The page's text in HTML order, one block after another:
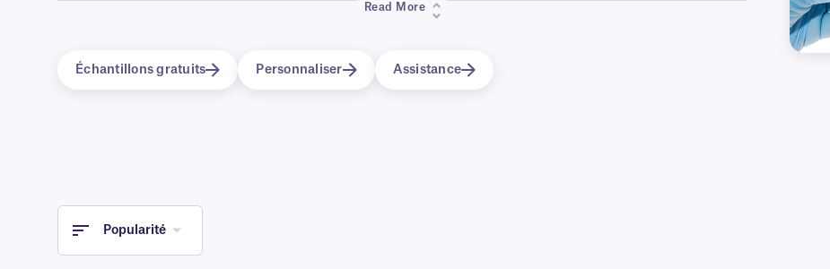
Read More
Échantillons gratuits Personnaliser Assistance
Popularité